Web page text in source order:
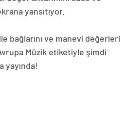
yansıtıyor.
bağlarını ve manevi değerleri
Müzik etiketiyle şimdi